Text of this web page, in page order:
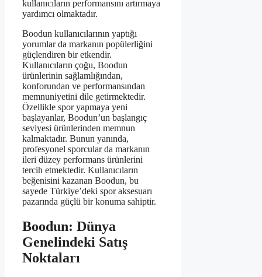
kullanıcıların performansını artırmaya
yardımcı olmaktadır.
Boodun kullanıcılarının yaptığı
yorumlar da markanın popülerliğini
güçlendiren bir etkendir.
Kullanıcıların çoğu, Boodun
ürünlerinin sağlamlığından,
konforundan ve performansından
memnuniyetini dile getirmektedir.
Özellikle spor yapmaya yeni
başlayanlar, Boodun’un başlangıç
seviyesi ürünlerinden memnun
kalmaktadır. Bunun yanında,
profesyonel sporcular da markanın
ileri düzey performans ürünlerini
tercih etmektedir. Kullanıcıların
beğenisini kazanan Boodun, bu
sayede Türkiye’deki spor aksesuarı
pazarında güçlü bir konuma sahiptir.
Boodun: Dünya
Genelindeki Satış
Noktaları